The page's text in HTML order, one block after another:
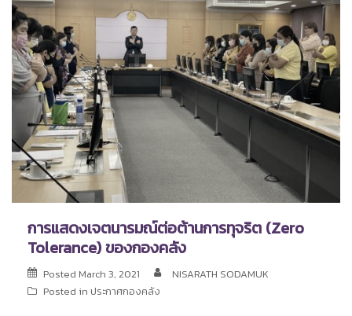
การแสดงเจตนารมณ์ต่อต้านการทุจริต (Zero
Tolerance) ของกองคลัง
Posted March 3, 2021
NISARATH SODAMUK
Posted in ประกาศกองคลัง